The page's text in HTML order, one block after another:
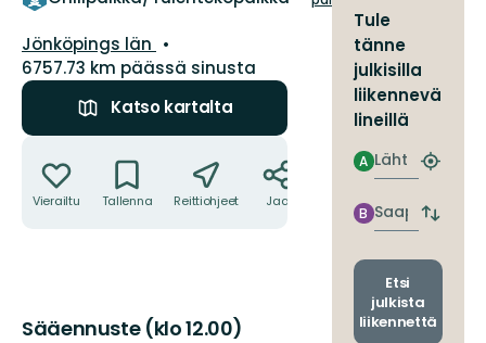
Kunta:
Jönköpings län
6757.73 km päässä sinusta
Katso kartalta
Vierailtu Tallenna Reittiohjeet Jaa
Sääennuste (klo 12.00)
Tule
tänne
julkisilla
liikennevä
lineillä
Lähtö
A
Etsi
pysäkki
Saapuminen
B
Vaihda
ja
Etsi
julkista
liikennettä